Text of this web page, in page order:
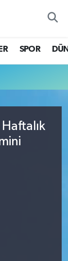
SPOR
Haftalık